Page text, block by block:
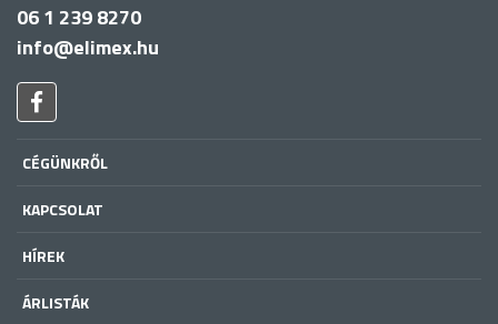
06 1 239 8270
info@elimex.hu
CÉGÜNKRŐL
KAPCSOLAT
HÍREK
ÁRLISTÁK